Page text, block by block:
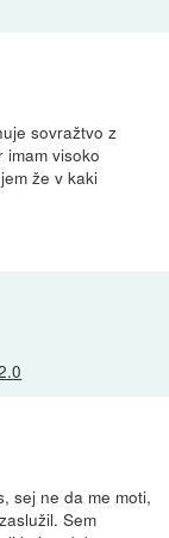
sovražtvo z
imam visoko
že v kaki
sej ne da me moti,
Sem